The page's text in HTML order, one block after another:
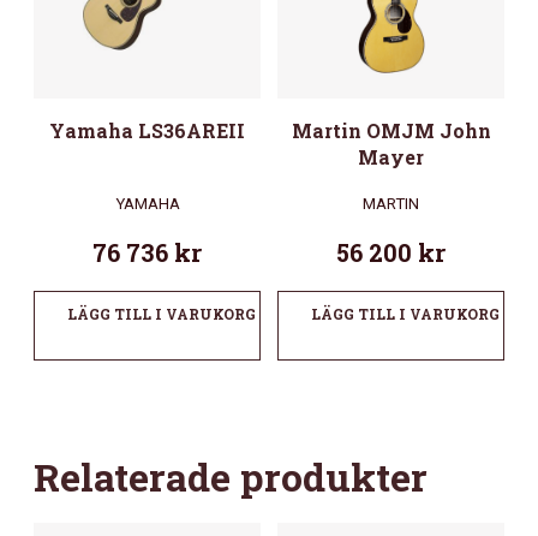
Yamaha LS36AREII
YAMAHA
76 736 kr
LÄGG TILL I VARUKORG
Martin OMJM John
Mayer
MARTIN
56 200 kr
LÄGG TILL I VARUKORG
Relaterade produkter